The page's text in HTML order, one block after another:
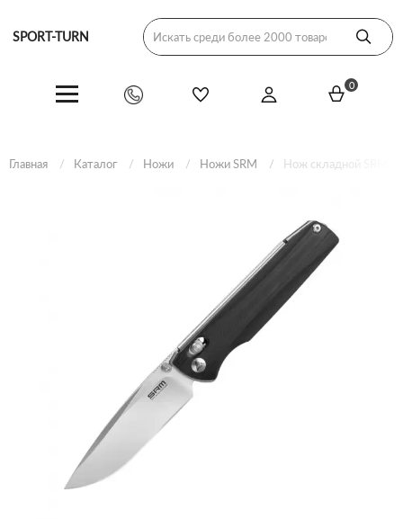
SPORT-TURN
0
Главная Каталог Ножи Ножи SRM Нож складной SRM